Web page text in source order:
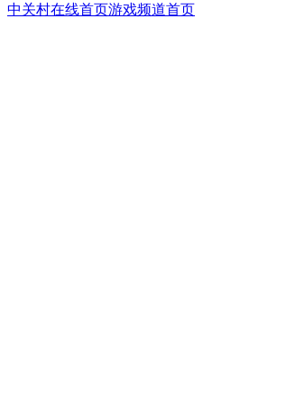
中关村在线首页游戏频道首页